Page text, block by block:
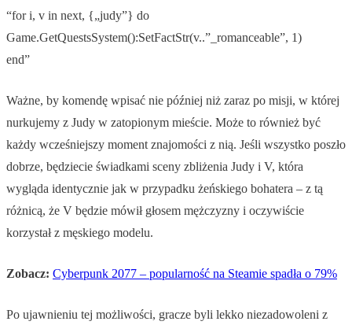
“for i, v in next, {„judy”} do
Game.GetQuestsSystem():SetFactStr(v..”_romanceable”, 1)
end”
Ważne, by komendę wpisać nie później niż zaraz po misji, w której
nurkujemy z Judy w zatopionym mieście. Może to również być
każdy wcześniejszy moment znajomości z nią. Jeśli wszystko poszło
dobrze, będziecie świadkami sceny zbliżenia Judy i V, która
wygląda identycznie jak w przypadku żeńskiego bohatera – z tą
różnicą, że V będzie mówił głosem mężczyzny i oczywiście
korzystał z męskiego modelu.
Zobacz: Cyberpunk 2077 – popularność na Steamie spadła o 79%
Po ujawnieniu tej możliwości, gracze byli lekko niezadowoleni z